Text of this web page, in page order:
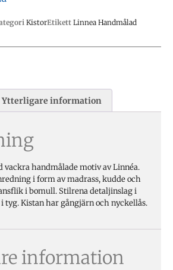
KistorEtikett Linnea Handmålad
Ytterligare information
vackra handmålade motiv av Linnéa.
i form av madrass, kudde och
i bomull. Stilrena detaljinslag i
tyg. Kistan har gångjärn och nyckellås.
information